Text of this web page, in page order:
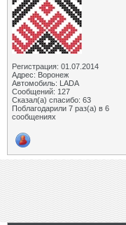
Регистрация: 01.07.2014
Адрес: Воронеж
Автомобиль: LADA
Сообщений: 127
Сказал(а) спасибо: 63
Поблагодарили 7 раз(а) в 6
сообщениях